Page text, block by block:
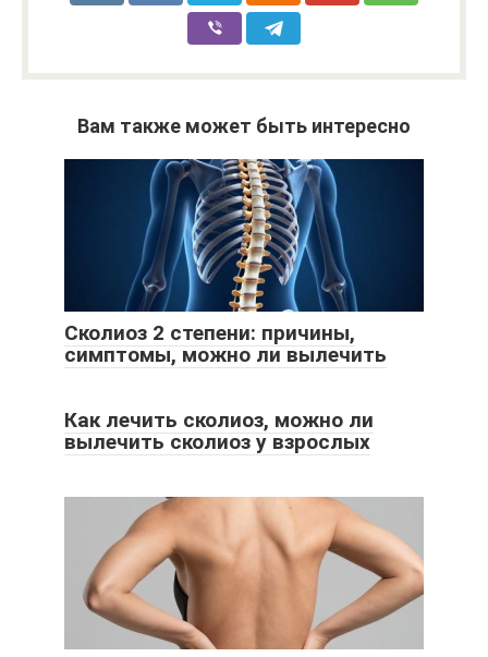
Вам также может быть интересно
Сколиоз 2 степени: причины,
симптомы, можно ли вылечить
Как лечить сколиоз, можно ли
вылечить сколиоз у взрослых